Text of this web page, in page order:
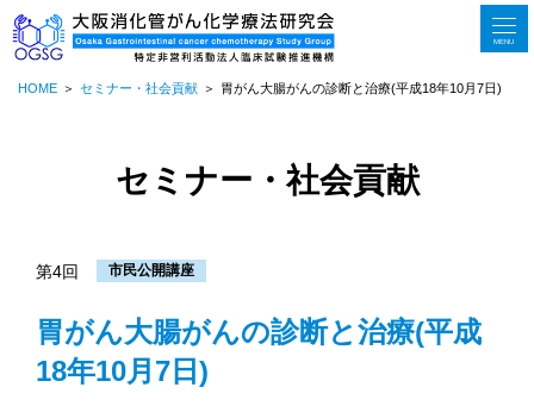
MENU
HOME セミナー・社会貢献 胃がん大腸がんの診断と治療(平成18年10月7日)
セミナー・社会貢献
第4回 市民公開講座
胃がん大腸がんの診断と治療(平成
18年10月7日)